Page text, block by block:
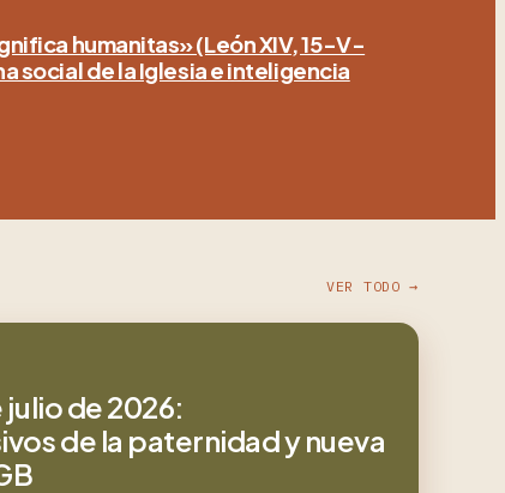
humanitas» (León XIV, 15-V-
social de la Iglesia e inteligencia
VER TODO →
julio de 2026:
de la paternidad y nueva